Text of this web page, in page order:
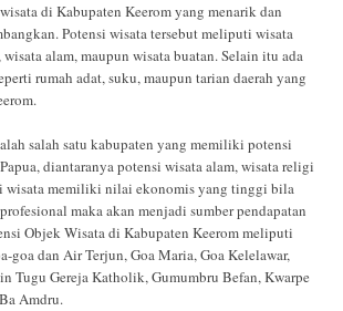
di Kabupaten Keerom yang menarik dan
Potensi wisata tersebut meliputi wisata
alam, maupun wisata buatan. Selain itu ada
rumah adat, suku, maupun tarian daerah yang
salah satu kabupaten yang memiliki potensi
diantaranya potensi wisata alam, wisata religi
wisata memiliki nilai ekonomis yang tinggi bila
maka akan menjadi sumber pendapatan
Objek Wisata di Kabupaten Keerom meliputi
goa dan Air Terjun, Goa Maria, Goa Kelelawar,
Tugu Gereja Katholik, Gumumbru Befan, Kwarpe
Amdru.